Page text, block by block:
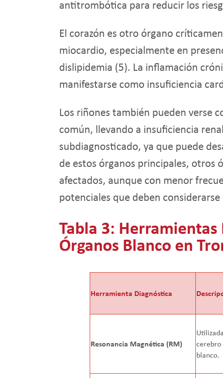
antitrombótica para reducir los
El corazón es otro órgano
miocardio, especialmente en
dislipidemia (5). La inflamación
manifestarse como insuficiencia
Los riñones también pueden verse
común, llevando a insuficiencia
subdiagnosticado, ya que puede
de estos órganos principales, otros
afectados, aunque con menor
potenciales que deben
Tabla 3: Herramientas
Órganos Blanco en
Herramienta Diagnóstica
Resonancia Magnética (RM)
cerebro
blanco.